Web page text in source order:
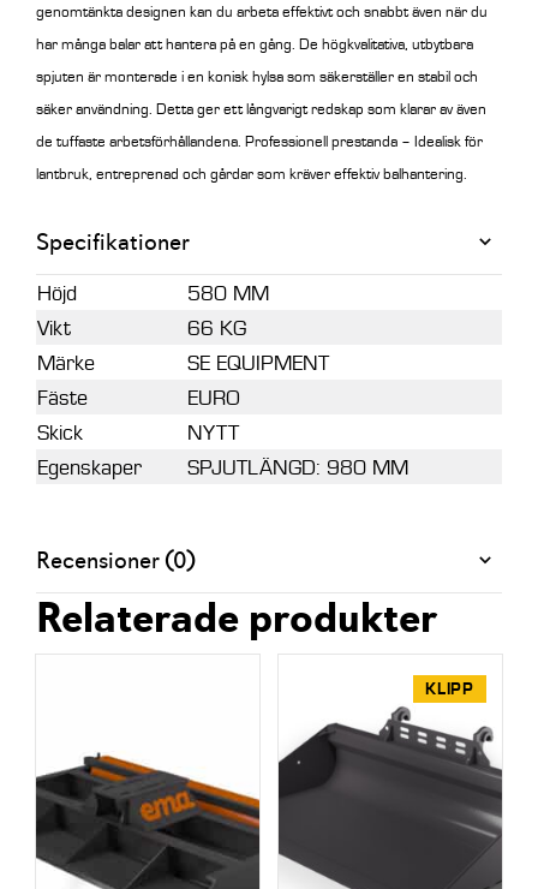
genomtänkta designen kan du arbeta effektivt och snabbt även när du
har många balar att hantera på en gång. De högkvalitativa, utbytbara
spjuten är monterade i en konisk hylsa som säkerställer en stabil och
säker användning. Detta ger ett långvarigt redskap som klarar av även
de tuffaste arbetsförhållandena. Professionell prestanda – Idealisk för
lantbruk, entreprenad och gårdar som kräver effektiv balhantering.
Specifikationer
Höjd
580 MM
Vikt
66 KG
Märke
SE EQUIPMENT
Fäste
EURO
Skick
NYTT
Egenskaper
SPJUTLÄNGD: 980 MM
Recensioner (0)
Relaterade produkter
KLIPP